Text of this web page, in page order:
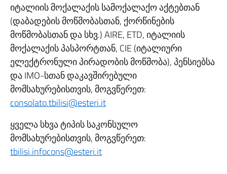
იტალიის მოქალაქის სამოქალაქო აქტებთან
(დაბადების მოწმობასთან, ქორწინების
მოწმობასთან და სხვ.) AIRE, ETD, იტალიის
მოქალაქის პასპორტთან, CIE (იტალიური
ელექტრონული პირადობის მოწმობა), პენსიებსა
და IMO-სთან დაკავშირებული
მომსახურებისთვის, მოგვწერეთ:
consolato.tbilisi@esteri.it
ყველა სხვა ტიპის საკონსულო
მომსახურებისთვის, მოგვწერეთ:
tbilisi.infocons@esteri.it